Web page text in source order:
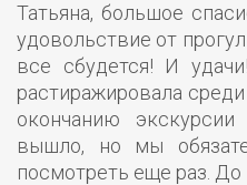
Татьяна, большое
удовольствие от
все сбудется! И
растиражировала
окончанию
вышло, но мы
посмотреть еще раз.